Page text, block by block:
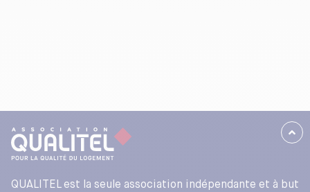
QUALITEL est la seule association indépendante et à but